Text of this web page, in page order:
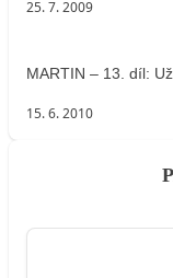
25. 7. 2009
MARTIN – 13. díl:
15. 6. 2010